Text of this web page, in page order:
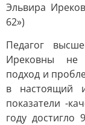
Эльвира
62»)
Педагог
Ирековны не
подход и
в настоящий
показатели -
году достигло